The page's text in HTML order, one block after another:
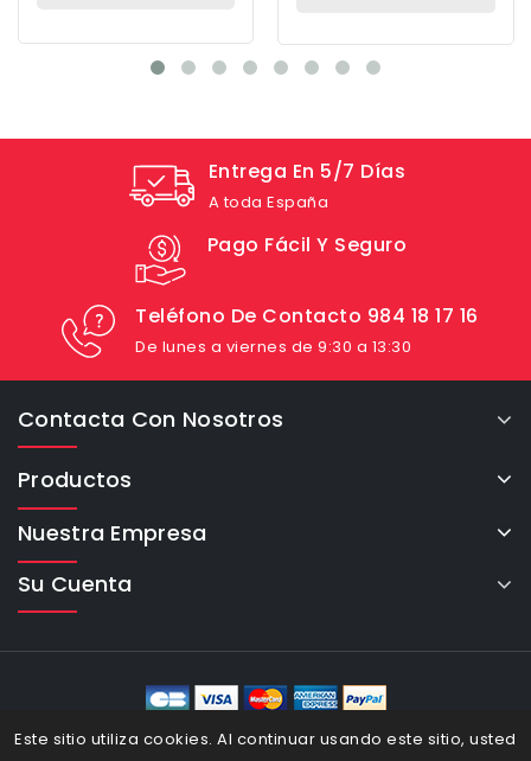
Entrega En 5/7 Días
A toda España
Pago Fácil Y Seguro
Teléfono De Contacto 984 18 17 16
De lunes a viernes de 9:30 a 13:30
Contacta Con Nosotros
Productos
Nuestra Empresa
Su Cuenta
Este sitio utiliza cookies. Al continuar usando este sitio, usted
eCommerce Cybertron © 2026